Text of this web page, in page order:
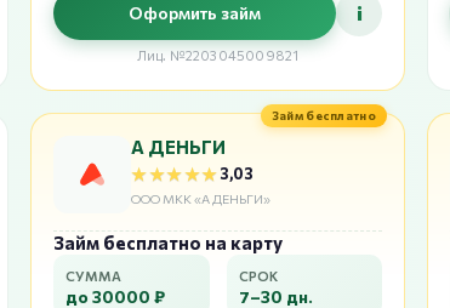
Оформить займ i
Лиц. №2203045009821
Займ бесплатно
А ДЕНЬГИ
★★★★★
★★★★★3,03
ООО МКК «А ДЕНЬГИ»
Займ бесплатно на карту
СУММА
до 30000 ₽
СРОК
7–30 дн.